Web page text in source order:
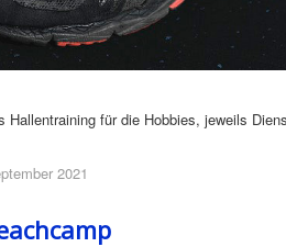
Hallentraining für die Hobbies, jeweils
2021